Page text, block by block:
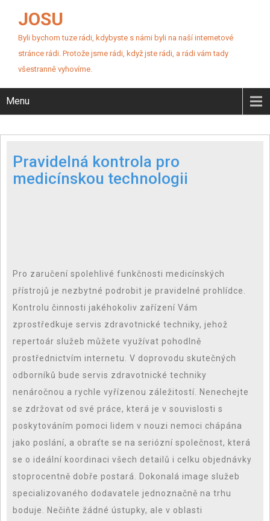
JOSU
Byli bychom tuze rádi, kdybyste s námi byli na naší internetové
stránce rádi. Protože jsme rádi, když jste rádi, a rádi vám tady
všestranně vyhovíme.
Menu
Pravidelná kontrola pro
medicínskou technologii
Pro zaručení spolehlivé funkčnosti medicínských
přístrojů je nezbytné podrobit je pravidelné prohlídce.
Kontrolu činnosti jakéhokoliv zařízení Vám
zprostředkuje servis zdravotnické techniky, jehož
repertoár služeb můžete využívat pohodlně
prostřednictvím internetu. V doprovodu skutečných
odborníků bude servis zdravotnické techniky
nenáročnou a rychle vyřízenou záležitostí. Nenechejte
se zdržovat od své práce, která je v souvislosti s
poskytováním pomoci lidem v nouzi nemoci chápána
jako poslání, a obraťte se na seriózní společnost, která
se o ideální koordinaci všech detailů i celku objednávky
stoprocentně dobře postará. Dokonalá image služeb
specializovaného dodavatele jednoznačně na trhu
boduje. Nečiňte žádné ústupky, ale v oblasti